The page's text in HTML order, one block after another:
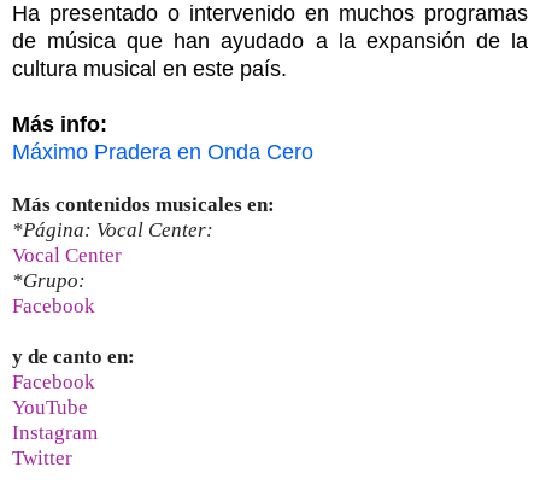
Ha presentado o intervenido en muchos programas
de música que han ayudado a la expansión de la
cultura musical en este país.
Más info:
Máximo Pradera en Onda Cero
Más contenidos musicales en:
*Página: Vocal Center:
Vocal Center
*Grupo:
Facebook
y de canto en:
Facebook
YouTube
Instagram
Twitter